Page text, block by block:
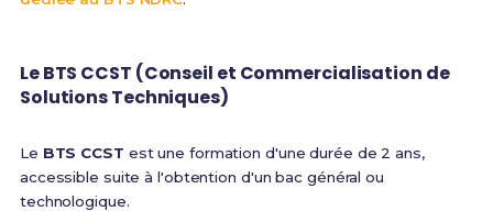
Le BTS CCST (Conseil et Commercialisation de
Solutions Techniques)
Le BTS CCST est une formation d'une durée de 2 ans,
accessible suite à l'obtention d'un bac général ou
technologique.